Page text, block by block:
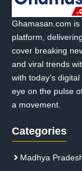
Ghamasan.com
platform,
cover breaking
and viral trends
with today’s
eye on the pulse
a movement.
Categories
Madhya